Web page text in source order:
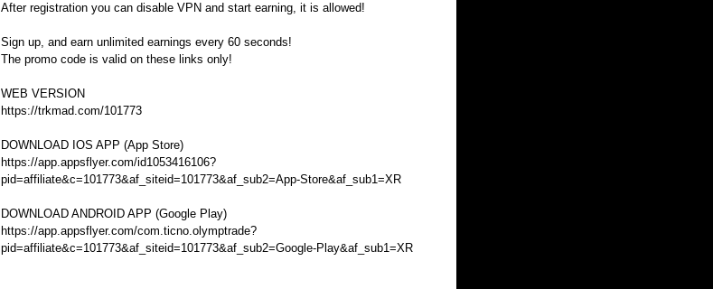
After registration you can disable VPN and start earning, it is allowed!
Sign up, and earn unlimited earnings every 60 seconds!
The promo code is valid on these links only!
WEB VERSION
https://trkmad.com/101773
DOWNLOAD IOS APP (App Store)
https://app.appsflyer.com/id1053416106?
pid=affiliate&c=101773&af_siteid=101773&af_sub2=App-Store&af_sub1=XR
DOWNLOAD ANDROID APP (Google Play)
https://app.appsflyer.com/com.ticno.olymptrade?
pid=affiliate&c=101773&af_siteid=101773&af_sub2=Google-Play&af_sub1=XR